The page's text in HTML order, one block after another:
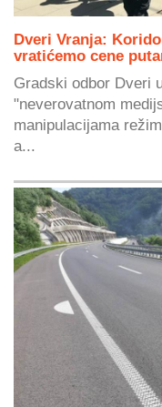
Dveri Vranja:
vratićemo cene
Gradski odbor Dveri
"neverovatnom
manipulacijama
a...